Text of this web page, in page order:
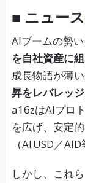
■ ニュー
AIブームの勢い
を自社資産に
成長物語が薄
昇をレバレッ
a16zはAIプロ
を広げ、安定
（AI USD／
しかし、これ